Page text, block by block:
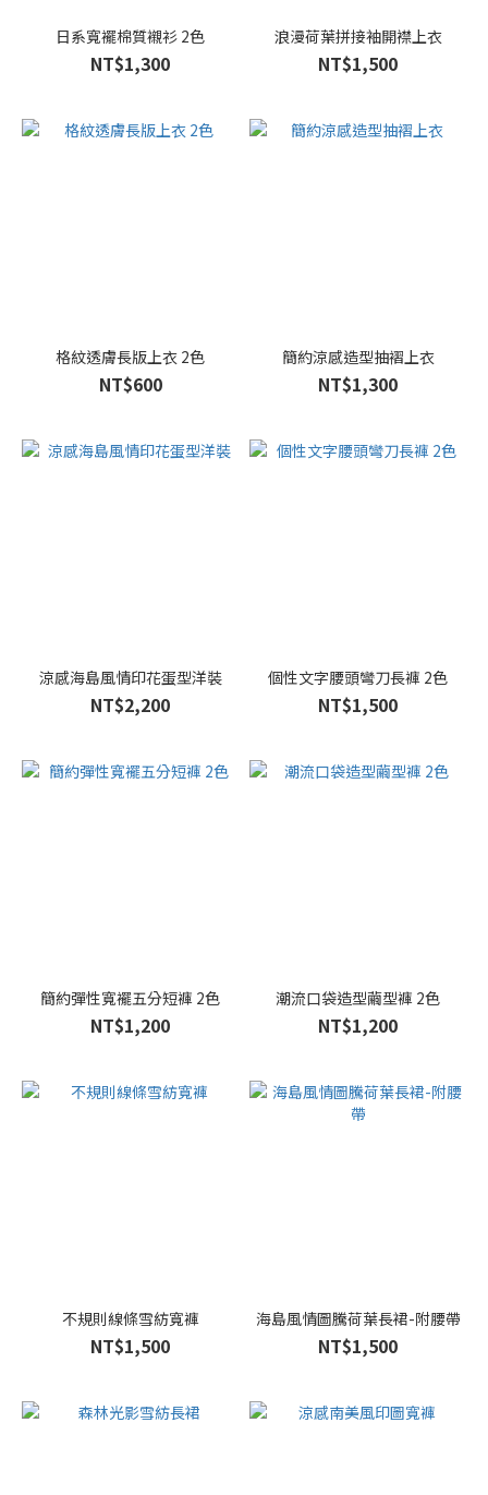
日系寬襬棉質襯衫 2色
NT$1,300
浪漫荷葉拼接袖開襟上衣
NT$1,500
格紋透膚長版上衣 2色
NT$600
簡約涼感造型抽褶上衣
NT$1,300
涼感海島風情印花蛋型洋裝
NT$2,200
個性文字腰頭彎刀長褲 2色
NT$1,500
簡約彈性寬襬五分短褲 2色
NT$1,200
潮流口袋造型繭型褲 2色
NT$1,200
不規則線條雪紡寬褲
NT$1,500
海島風情圖騰荷葉長裙-附腰帶
NT$1,500